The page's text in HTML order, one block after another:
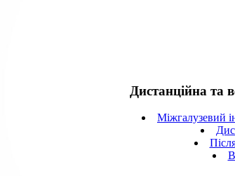
Дистанційна та
Міжгалузевий